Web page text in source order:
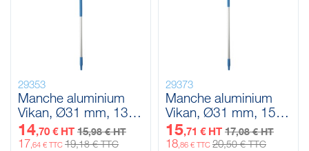
29353
Manche aluminium
Vikan, Ø31 mm, 1310
mm
14,70 € HT 15,98 € HT
17,64 € TTC 19,18 € TTC
29373
Manche aluminium
Vikan, Ø31 mm, 1510
mm
15,71 € HT 17,08 € HT
18,86 € TTC 20,50 € TTC